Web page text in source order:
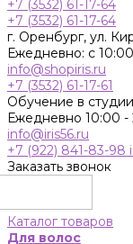
+7 (3532) 61-17-64
+7 (3532) 61-17-64
г. Оренбург, ул.
Ежедневно: с
info@shopiris.ru
+7 (3532) 61-17-61
Обучение в
Ежедневно 10:00 -
info@iris56.ru
+7 (922) 841-83-98
Заказать звонок
Каталог товаров
Для волос